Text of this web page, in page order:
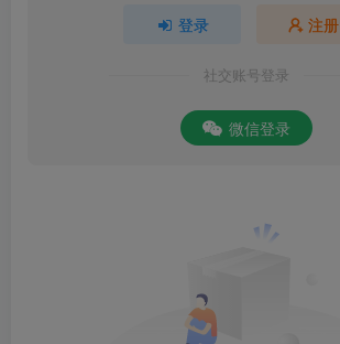
登录 注册
社交账号登录
微信登录